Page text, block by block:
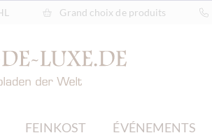
Grand choix de produits
FEINKOST ÉVÉNEMENTS